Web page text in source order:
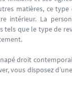
matières, ce
intérieur. La
tels que le type de
droit
vous disposez